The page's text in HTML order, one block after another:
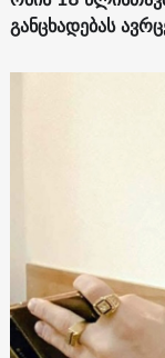
განცხადებას